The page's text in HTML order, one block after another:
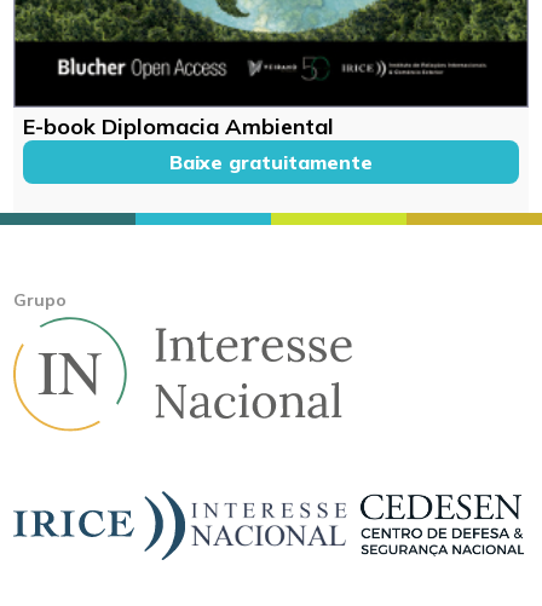
E-book Diplomacia Ambiental
Baixe gratuitamente
Grupo